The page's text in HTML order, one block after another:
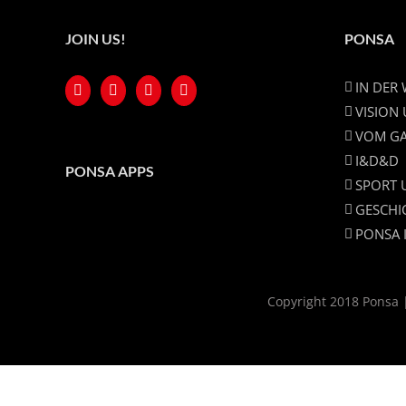
JOIN US!
PONSA APPS
PONSA
IN DER
VISION
VOM
I&D&D
SPORT
PONSA
Copyright 2018